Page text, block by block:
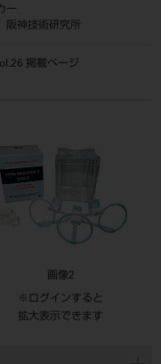
ー
阪神技術研究所
掲載ページ
画像2
※ログインすると
拡大表示できます